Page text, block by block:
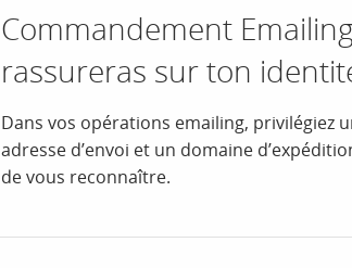
Commandement
rassureras sur ton
Dans vos opérations emailing, privilégiez
adresse d’envoi et un domaine
de vous reconnaître.